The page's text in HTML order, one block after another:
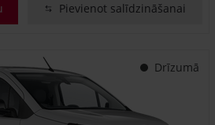
Pievienot salīdzināšanai
Drīzumā